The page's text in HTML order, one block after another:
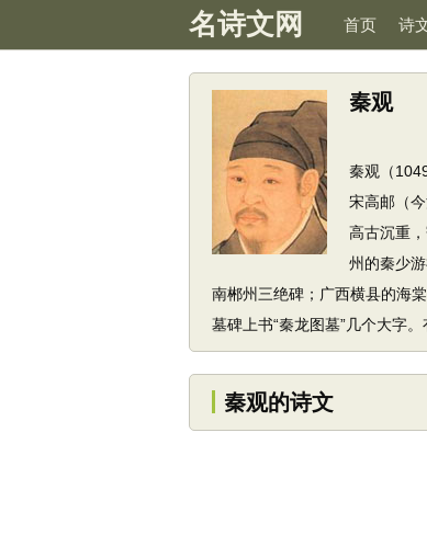
名诗文网 首页 诗
秦观
秦观（
宋高邮（
高古沉重
州的秦少
南郴州三绝碑；广西横县的海
墓碑上书“秦龙图墓”几个大字
秦观的诗文